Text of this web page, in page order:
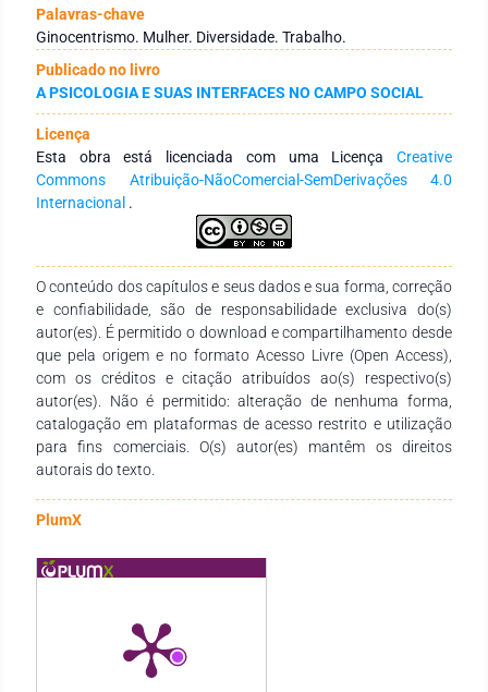
pesquisadescritiva, visto que é de base investigativa e visa
identificar as vivências de um contextoreal. A abordagem da
pesquisa é de caráter qualitativo. Utilizou-se de
entrevistassemiestruturadas com gestoras de uma empresa
de grande porte do ramo educacionalem Juazeiro do Norte -
CE. Os materiais apanhados foram analisados a partir
daAnálise de Discurso. Os resultados trouxeram discussões
acerca deste fenômenoorganizados em 03 categorias: Mulher
para além das habilidades técnicas; Mulher,educação e
trabalho; Desafios da mulher. O trabalho proporciona aos
leitores uma novaperspectiva do ser feminino e as relações
diversidade ligada ao desenvolvimento feminino e
suasrepresentações.
Palavras-chave
Ginocentrismo. Mulher. Diversidade. Trabalho.
Publicado no livro
A PSICOLOGIA E SUAS INTERFACES NO CAMPO SOCIAL
Licença
Esta obra está licenciada com uma Licença Creative
Commons Atribuição-NãoComercial-SemDerivações 4.0
Internacional .
O conteúdo dos capítulos e seus dados e sua forma, correção
e confiabilidade, são de responsabilidade exclusiva do(s)
autor(es). É permitido o download e compartilhamento desde
que pela origem e no formato Acesso Livre (Open Access),
com os créditos e citação atribuídos ao(s) respectivo(s)
autor(es). Não é permitido: alteração de nenhuma forma,
catalogação em plataformas de acesso restrito e utilização
para fins comerciais. O(s) autor(es) mantêm os direitos
autorais do texto.
PlumX